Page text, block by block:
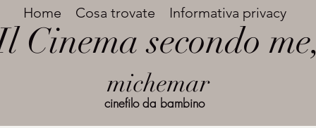
Titolo
grande
Avenir Light una delle font preferite dai
designer. Facile da leggere, viene
utilizzata per titoli e paragrafi.
Cinema secondo
michemar
Home Cosa trovate Informativa privacy
cinefilo da bambino